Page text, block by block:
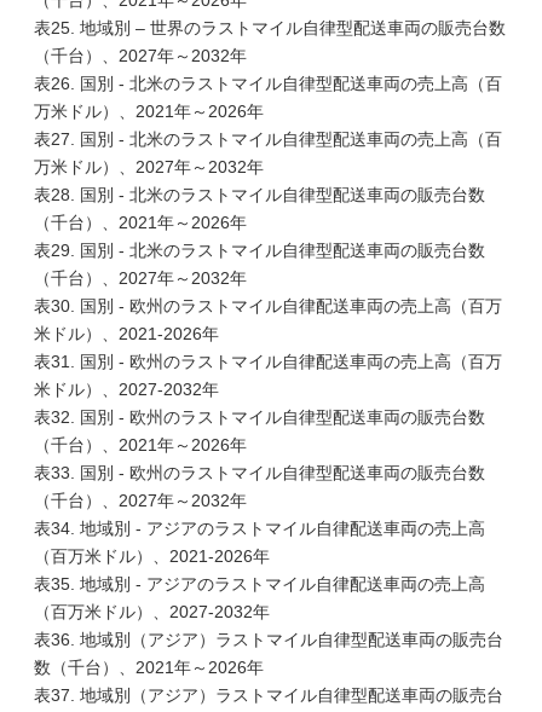
表25. 地域別 – 世界のラストマイル自律型配送車両の販売台数
（千台）、2027年～2032年
表26. 国別 - 北米のラストマイル自律型配送車両の売上高（百
万米ドル）、2021年～2026年
表27. 国別 - 北米のラストマイル自律型配送車両の売上高（百
万米ドル）、2027年～2032年
表28. 国別 - 北米のラストマイル自律型配送車両の販売台数
（千台）、2021年～2026年
表29. 国別 - 北米のラストマイル自律型配送車両の販売台数
（千台）、2027年～2032年
表30. 国別 - 欧州のラストマイル自律配送車両の売上高（百万
米ドル）、2021-2026年
表31. 国別 - 欧州のラストマイル自律配送車両の売上高（百万
米ドル）、2027-2032年
表32. 国別 - 欧州のラストマイル自律型配送車両の販売台数
（千台）、2021年～2026年
表33. 国別 - 欧州のラストマイル自律型配送車両の販売台数
（千台）、2027年～2032年
表34. 地域別 - アジアのラストマイル自律配送車両の売上高
（百万米ドル）、2021-2026年
表35. 地域別 - アジアのラストマイル自律配送車両の売上高
（百万米ドル）、2027-2032年
表36. 地域別（アジア）ラストマイル自律型配送車両の販売台
数（千台）、2021年～2026年
表37. 地域別（アジア）ラストマイル自律型配送車両の販売台